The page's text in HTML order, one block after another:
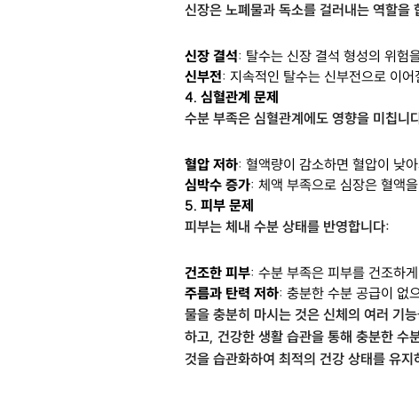
신장은 노폐물과 독소를 걸러내는 역할을
신장 결석: 탈수는 신장 결석 형성의 위험
신부전: 지속적인 탈수는 신부전으로 이어
4. 심혈관계 문제
수분 부족은 심혈관계에도 영향을 미칩니
혈압 저하: 혈액량이 감소하면 혈압이 낮
심박수 증가: 체액 부족으로 심장은 혈액
5. 피부 문제
피부는 체내 수분 상태를 반영합니다:
건조한 피부: 수분 부족은 피부를 건조하
주름과 탄력 저하: 충분한 수분 공급이 없
물을 충분히 마시는 것은 신체의 여러 기
하고, 건강한 생활 습관을 통해 충분한 수
것을 습관화하여 최적의 건강 상태를 유지